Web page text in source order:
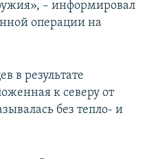
– информировал
операции на
в результате
к северу от
без тепло- и